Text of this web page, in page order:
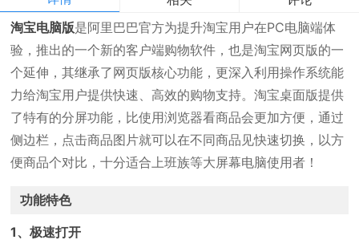
淘宝电脑版是阿里巴巴官方为提升淘宝用户在PC电脑端体
验，推出的一个新的客户端购物软件，也是淘宝网页版的一
个延伸，其继承了网页版核心功能，更深入利用操作系统能
力给淘宝用户提供快速、高效的购物支持。淘宝桌面版提供
了特有的分屏功能，比使用浏览器看商品会更加方便，通过
侧边栏，点击商品图片就可以在不同商品见快速切换，以方
便商品个对比，十分适合上班族等大屏幕电脑使用者！
功能特色
1、极速打开